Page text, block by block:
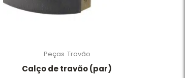
Peças Travão
Calço de travão (par)